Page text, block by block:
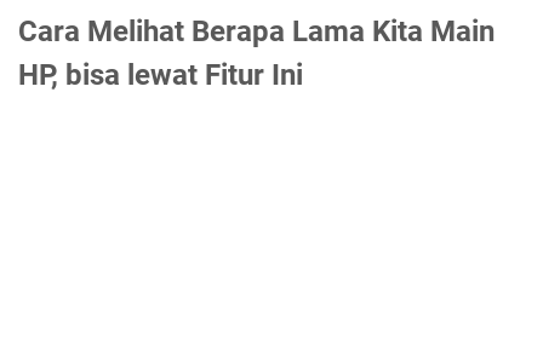
Cara Melihat Berapa Lama Kita Main
HP, bisa lewat Fitur Ini